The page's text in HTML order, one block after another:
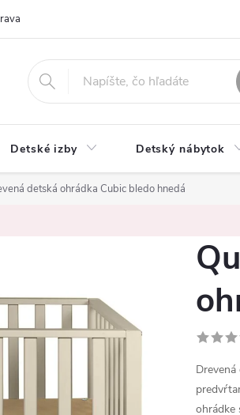
Detské izby Detský nábytok
detská ohrádka Cubic bledo hnedá
ohrádke